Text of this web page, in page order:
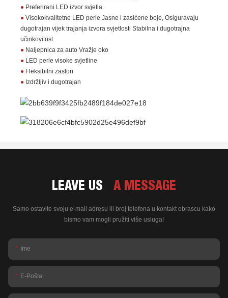
● Preferirani LED izvor svjetla
● Visokokvalitetne LED perle Jasne i zasićene boje, Osiguravaju
dugotrajan vijek trajanja izvora svjetlosti Stabilna i dugotrajna
učinkovitost
● Naljepnica za auto Vražje oko
● LED perle visoke svjetline
● Fleksibilni zaslon
● Izdržljiv i dugotrajan
LEAVE US A MESSAGE
Samo ostavite svoju e-mail adresu ili broj telefona u kontakt obrascu kako
bismo vam mogli pružiti više usluga!
Ime
E-Pošta